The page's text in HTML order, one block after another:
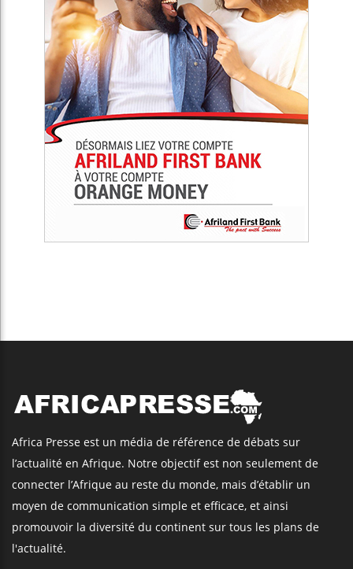
Africa Presse est un média de référence de débats sur
l’actualité en Afrique. Notre objectif est non seulement de
connecter l’Afrique au reste du monde, mais d’établir un
moyen de communication simple et efficace, et ainsi
promouvoir la diversité du continent sur tous les plans de
l'actualité.